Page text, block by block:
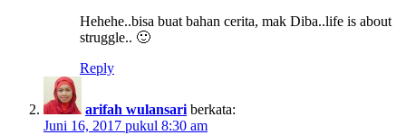
Hehehe..bisa buat bahan cerita, mak Diba..life is about
struggle.. 🙂
Reply
arifah wulansari berkata:
Juni 16, 2017 pukul 8:30 am